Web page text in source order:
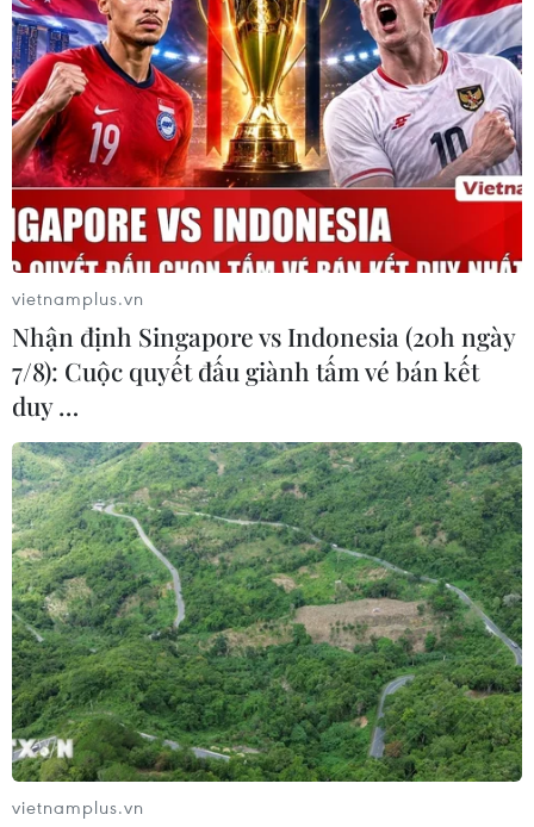
Thưởng vượt kế hoạch: động lực còn
thiếu cho doanh nghiệp dẫn dắt
07/08/2026 04:01
Hãng BMW bắt đầu sản xuất hàng
loạt mẫu xe thuần điện “thế hệ mới”
Tiêu chí mới phân loại doanh nghiệp
để thực hiện cơ cấu lại vốn nhà nước
06/08/2026 15:08
Meta tung công cụ AI lập trình tự
động cho nhà phát triển
06/08/2026 06:40
Doanh thu AI của Microsoft phụ
thuộc phần lớn vào đối tác OpenAI
vietnamplus.vn
Nhận định Singapore vs Indonesia (20h ngày
7/8): Cuộc quyết đấu giành tấm vé bán kết
duy …
vietnamplus.vn